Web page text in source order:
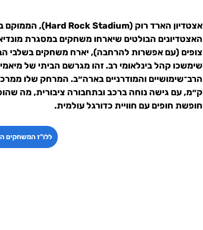
אצטדיון הארד רוק (Hard Rock Stadium) , הממוקם
צופים (עם אפשרות להרחבה), יארח משחקים בשלבי
שימשכו קהל בינלאומי רב. זהו מגרשם הביתי של
ק״מ, עם גישה נוחה ברכב ובתחבורה ציבורית, מה
חופשת חופים עם חוויית כדורגל עולמית.
ללו"ז המשחקים